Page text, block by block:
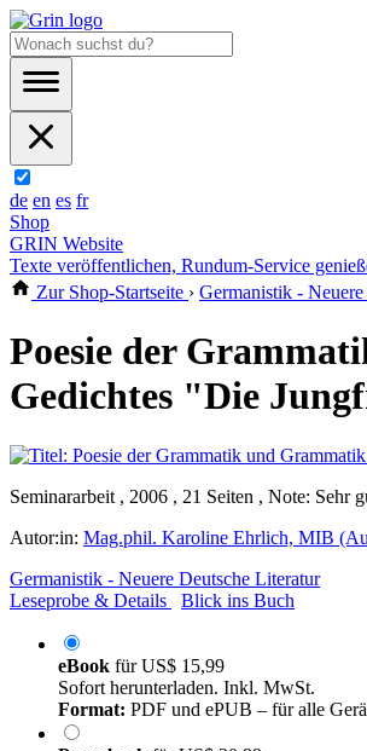
de en es fr
Shop
GRIN Website
Texte veröffentlichen, Rundum-Service
Zur Shop-Startseite › Germanistik -
Poesie der
Gedichtes "Die
Seminararbeit , 2006 , 21 Seiten , Note: Sehr
Autor:in: Mag.phil. Karoline Ehrlich, MIB
Germanistik - Neuere Deutsche Literatur
Leseprobe & Details
Blick ins Buch
eBook fürUS$ 15,99
Sofort herunterladen. Inkl. MwSt.
Format: PDF und ePUB – für alle